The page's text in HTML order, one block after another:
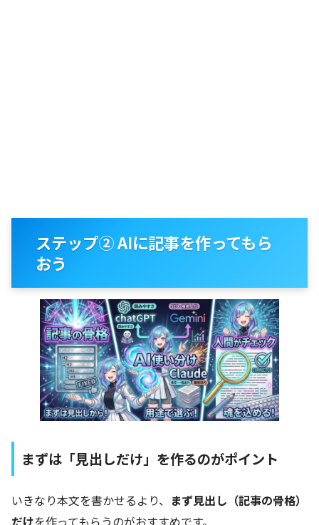
ステップ② AIに記事を作ってもら
おう
まずは「見出しだけ」を作るのがポイント
いきなり本文を書かせるより、 まず見出し（記事の骨格）